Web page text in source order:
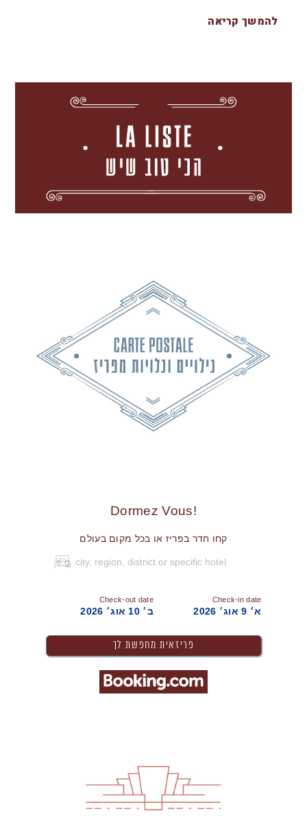
להמשך קריאה
!Dormez Vous
קחו חדר בפריז או בכל מקום בעולם
Check-in date
א׳ 9 אוג׳ 2026
Check-out date
ב׳ 10 אוג׳ 2026